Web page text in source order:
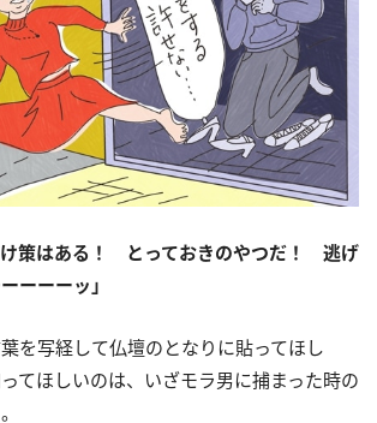
け策はある！ とっておきのやつだ！ 逃げ
ーーーッ」
を写経して仏壇のとなりに貼ってほし
てほしいのは、いざモラ男に捕まった時の